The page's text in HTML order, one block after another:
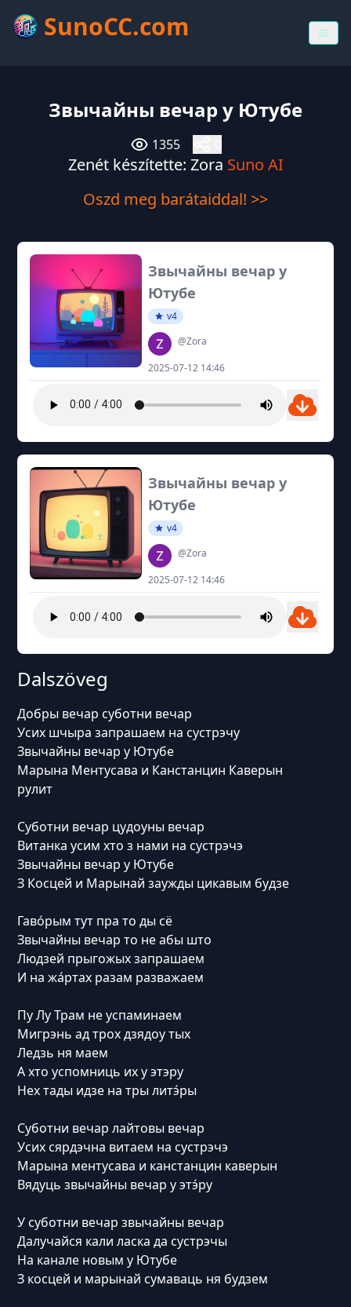
SunoCC.com
Звычайны вечар у Ютубе
1355
Zenét készítette: Zora Suno AI
Oszd meg barátaiddal! >>
Звычайны вечар у
Ютубе
v4
@Zora
2025-07-12 14:46
Звычайны вечар у
Ютубе
v4
@Zora
2025-07-12 14:46
Dalszöveg
Добры вечар суботни вечар
Усих шчыра запрашаем на сустрэчу
Звычайны вечар у Ютубе
Марына Ментусава и Канстанцин Каверын
рулит
Суботни вечар цудоуны вечар
Витанка усим хто з нами на сустрэчэ
Звычайны вечар у Ютубе
З Косцей и Марынай заужды цикавым будзе
Гаво́рым тут пра то ды сё
Звычайны вечар то не абы што
Людзей прыгожых запрашаем
И на жа́ртах разам разважаем
Пу Лу Трам не успаминаем
Мигрэнь ад трох дзядоу тых
Ледзь ня маем
А хто успомниць их у этэру
Нех тады идзе на тры литэ́ры
Суботни вечар лайтовы вечар
Усих сярдэчна витаем на сустрэчэ
Марына ментусава и канстанцин каверын
Вядуць звычайны вечар у этэ́ру
У суботни вечар звычайны вечар
Далучайся кали ласка да сустрэчы
На канале новым у Ютубе
З косцей и марынай сумаваць ня будзем